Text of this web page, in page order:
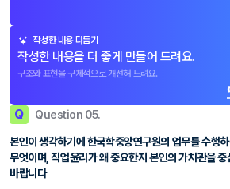
작성한 내용 다듬기
작성한 내용을 더 좋게 만들어 드려요.
구조와 표현을 구체적으로 개선해 드려요.
Q Question 05.
본인이 생각하기에 한국학중앙연구원의 업무를 수행
무엇이며, 직업윤리가 왜 중요한지 본인의 가치관을 중
바랍니다